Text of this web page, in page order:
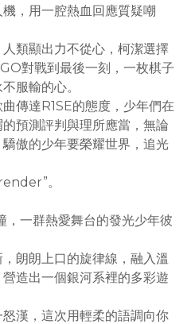
，用一腔熱血回應質疑嘲
類顯出力不從心，柯潔選擇
對戰到最後一刻，一枚棋子
服輸的心。
傳達R1SE的態度，少年們在
預測評判與理所應當，無論
傲的少年要榮耀世界，追光
。
，一群熱愛舞台的發光少年彼
朗朗上口的旋律線，融入溫
造出一個銀河系裡的多彩遊
漢，這次用輕柔的語調向你